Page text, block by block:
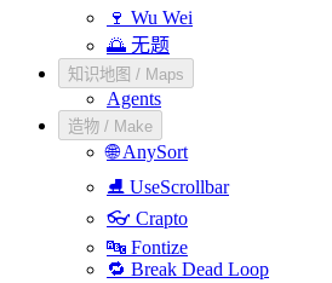
🍷 Wu Wei
🌅 无题
知识地图 / Maps
Agents
造物 / Make
🌐 AnySort
⛸️ UseScrollbar
👓 Crapto
🔤 Fontize
🔁 Break Dead Loop